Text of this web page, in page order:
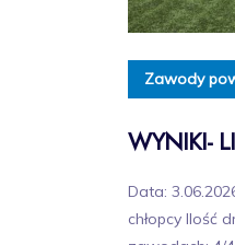
Zawody
WYNIKI-
Data:
chłopcy Ilość